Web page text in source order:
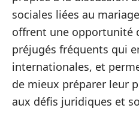
sociales liées au
offrent une opportunité
préjugés fréquents qui
internationales, et
de mieux préparer leur
aux défis juridiques et